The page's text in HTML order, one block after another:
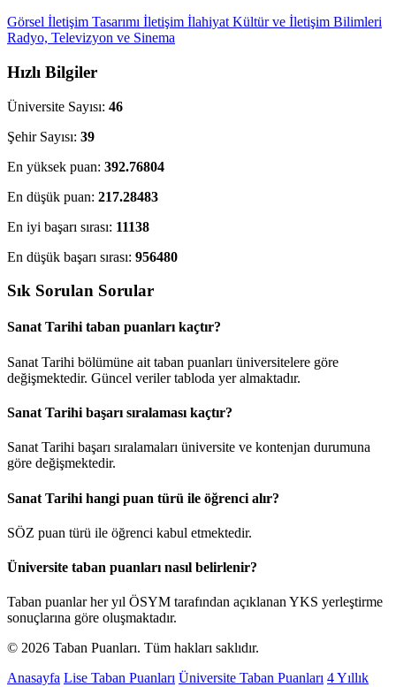
Görsel İletişim Tasarımı İletişim İlahiyat Kültür ve İletişim Bilimleri
Radyo, Televizyon ve Sinema
Hızlı Bilgiler
Üniversite Sayısı: 46
Şehir Sayısı: 39
En yüksek puan: 392.76804
En düşük puan: 217.28483
En iyi başarı sırası: 11138
En düşük başarı sırası: 956480
Sık Sorulan Sorular
Sanat Tarihi taban puanları kaçtır?
Sanat Tarihi bölümüne ait taban puanları üniversitelere göre
değişmektedir. Güncel veriler tabloda yer almaktadır.
Sanat Tarihi başarı sıralaması kaçtır?
Sanat Tarihi başarı sıralamaları üniversite ve kontenjan durumuna
göre değişmektedir.
Sanat Tarihi hangi puan türü ile öğrenci alır?
SÖZ puan türü ile öğrenci kabul etmektedir.
Üniversite taban puanları nasıl belirlenir?
Taban puanlar her yıl ÖSYM tarafından açıklanan YKS yerleştirme
sonuçlarına göre oluşmaktadır.
© 2026 Taban Puanları. Tüm hakları saklıdır.
Anasayfa Lise Taban Puanları Üniversite Taban Puanları 4 Yıllık